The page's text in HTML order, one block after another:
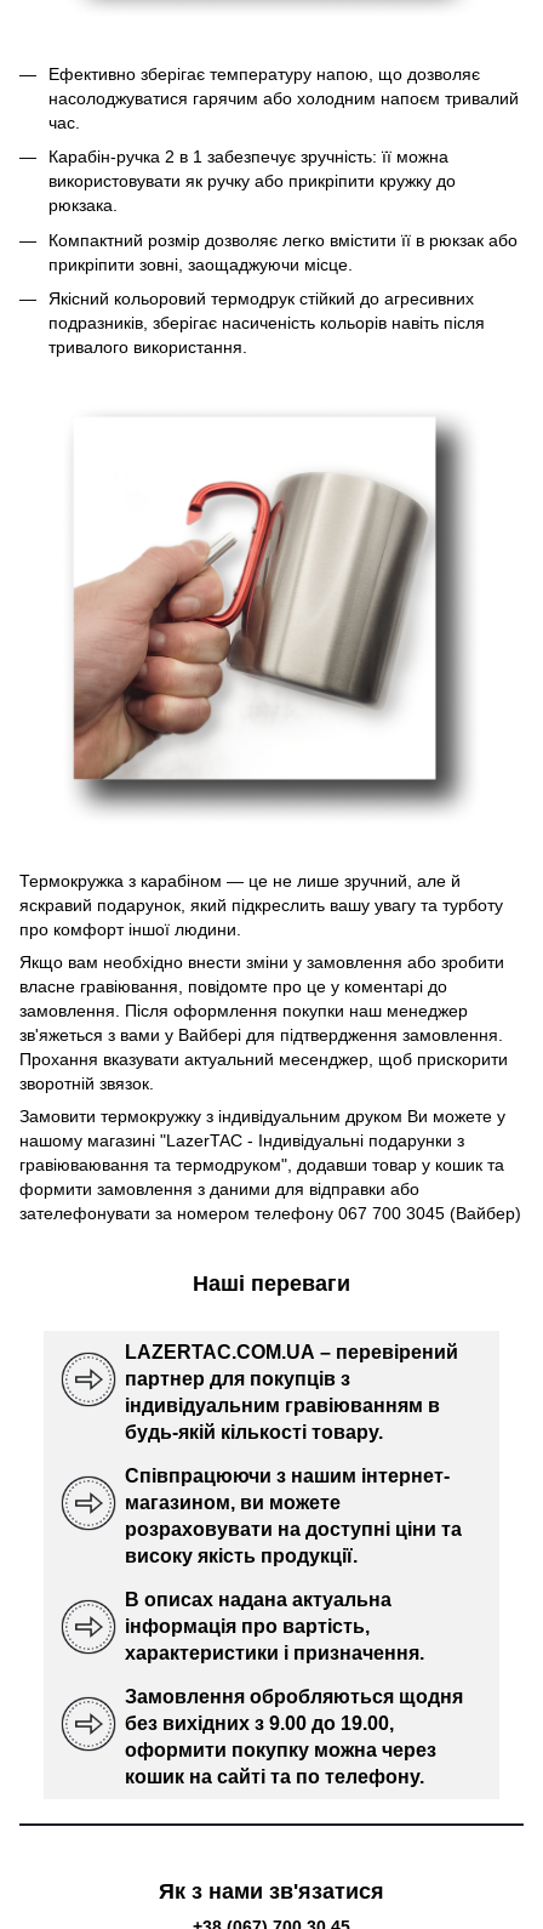
Ефективно зберігає температуру напою, що дозволяє
насолоджуватися гарячим або холодним напоєм тривалий
час.
Карабін-ручка 2 в 1 забезпечує зручність: її можна
використовувати як ручку або прикріпити кружку до
рюкзака.
Компактний розмір дозволяє легко вмістити її в рюкзак або
прикріпити зовні, заощаджуючи місце.
Якісний кольоровий термодрук стійкий до агресивних
подразників, зберігає насиченість кольорів навіть після
тривалого використання.
Термокружка з карабіном — це не лише зручний, але й
яскравий подарунок, який підкреслить вашу увагу та турботу
про комфорт іншої людини.
Якщо вам необхідно внести зміни у замовлення або зробити
власне гравіювання, повідомте про це у коментарі до
замовлення. Після оформлення покупки наш менеджер
зв'яжеться з вами у Вайбері для підтвердження замовлення.
Прохання вказувати актуальний месенджер, щоб прискорити
зворотній звязок.
Замовити термокружку з індивідуальним друком Ви можете у
нашому магазині "LazerTAC - Індивідуальні подарунки з
гравіюваювання та термодруком", додавши товар у кошик та
формити замовлення з даними для відправки або
зателефонувати за номером телефону 067 700 3045 (Вайбер)
Наші переваги
LAZERTAC.COM.UA – перевірений
партнер для покупців з
індивідуальним гравіюванням в
будь-якій кількості товару.
Співпрацюючи з нашим інтернет-
магазином, ви можете
розраховувати на доступні ціни та
високу якість продукції.
В описах надана актуальна
інформація про вартість,
характеристики і призначення.
Замовлення обробляються щодня
без вихідних з 9.00 до 19.00,
оформити покупку можна через
кошик на сайті та по телефону.
Як з нами зв'язатися